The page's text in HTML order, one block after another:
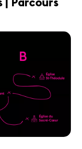
| Parcours